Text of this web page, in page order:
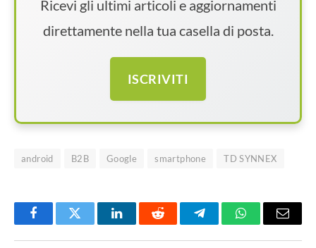
Ricevi gli ultimi articoli e aggiornamenti
direttamente nella tua casella di posta.
ISCRIVITI
android B2B Google smartphone TD SYNNEX
FacebookTwitter LinkedInReddit TelegramWhatsAppEmail